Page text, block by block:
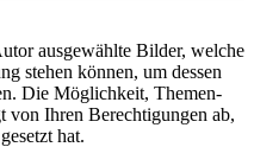
ausgewählte Bilder, welche
stehen können, um dessen
Die Möglichkeit, Themen-
von Ihren Berechtigungen ab,
hat.